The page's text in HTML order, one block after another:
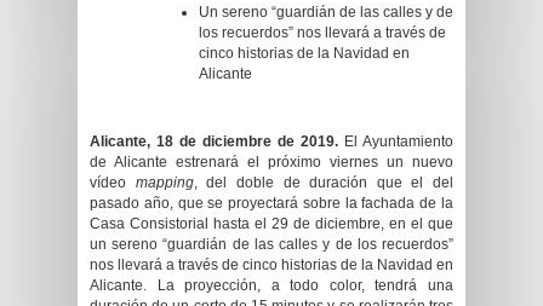
Un sereno “guardián de las calles y de
los recuerdos” nos llevará a través de
cinco historias de la Navidad en
Alicante
Alicante, 18 de diciembre de 2019. El Ayuntamiento
de Alicante estrenará el próximo viernes un nuevo
vídeo mapping, del doble de duración que el del
pasado año, que se proyectará sobre la fachada de la
Casa Consistorial hasta el 29 de diciembre, en el que
un sereno “guardián de las calles y de los recuerdos”
nos llevará a través de cinco historias de la Navidad en
Alicante. La proyección, a todo color, tendrá una